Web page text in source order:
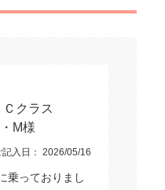
クラス
M様
記入日： 2026/05/16
乗っておりまし